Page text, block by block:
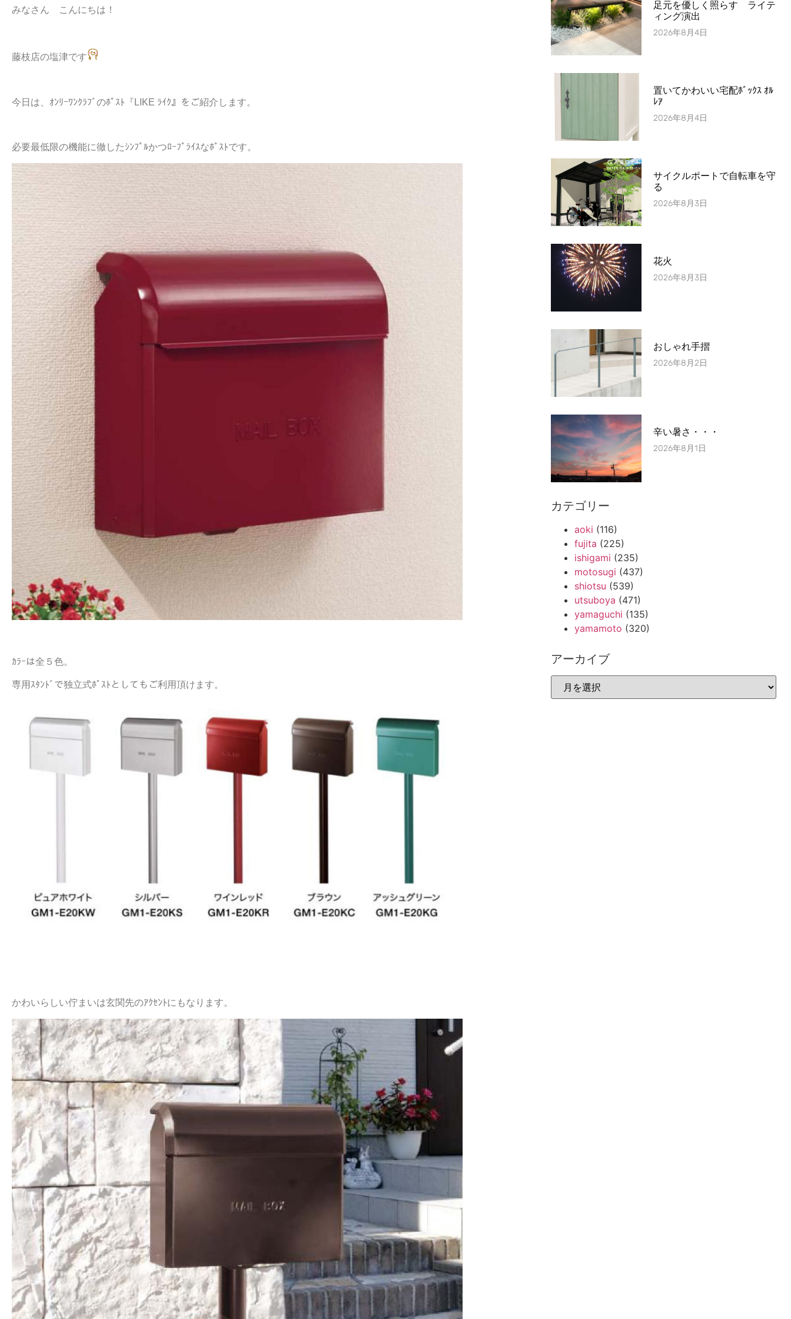
みなさん こんにちは！
藤枝店の塩津です
今日は、ｵﾝﾘｰﾜﾝｸﾗﾌﾞのﾎﾟｽﾄ『LIKE ﾗｲｸ』をご紹介します。
必要最低限の機能に徹したｼﾝﾌﾟﾙかつﾛｰﾌﾟﾗｲｽなﾎﾟｽﾄです。
ｶﾗｰは全５色。
専用ｽﾀﾝﾄﾞで独立式ﾎﾟｽﾄとしてもご利用頂けます。
かわいらしい佇まいは玄関先のｱｸｾﾝﾄにもなります。
足元を優しく照らす ライテ
ィング演出
2026年8月4日
置いてかわいい宅配ﾎﾞｯｸｽ ｵﾙ
ﾚｱ
2026年8月4日
サイクルポートで自転車を守
る
2026年8月3日
花火
2026年8月3日
おしゃれ手摺
2026年8月2日
辛い暑さ・・・
2026年8月1日
カテゴリー
aoki (116)
fujita (225)
ishigami (235)
motosugi (437)
shiotsu (539)
utsuboya (471)
yamaguchi (135)
yamamoto (320)
アーカイブ